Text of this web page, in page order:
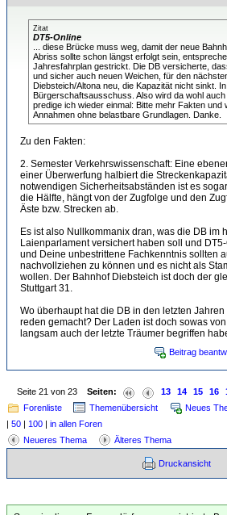
Zitat
DT5-Online
... diese Brücke muss weg, damit der neue
Abriss sollte schon längst erfolgt sein,
Jahresfahrplan gestrickt. Die DB versicherte,
und sicher auch neuen Weichen, für den
Diebsteich/Altona neu, die Kapazität nicht sinkt.
Bürgerschaftsausschuss. Also wird da wohl
predige ich wieder einmal: Bitte mehr Fakten und
Annahmen ohne belastbare Grundlagen. Danke.
Zu den Fakten:
2. Semester Verkehrswissenschaft: Eine
einer Überwerfung halbiert die
notwendigen Sicherheitsabständen ist es
die Hälfte, hängt von der Zugfolge und den
Äste bzw. Strecken ab.
Es ist also Nullkommanix dran, was die DB im
Laienparlament versichert haben soll und
und Deine unbestrittene Fachkenntnis sollten
nachvollziehen zu können und es nicht als
wollen. Der Bahnhof Diebsteich ist doch der
Stuttgart 31.
Wo überhaupt hat die DB in den letzten
reden gemacht? Der Laden ist doch sowas
langsam auch der letzte Träumer begriffen
Beitrag
Seite 21 von 23 Seiten: 13 14 15 16
Forenliste
Themenübersicht Neues
| 50 | 100 | in allen Foren
Neueres Thema
Älteres Thema
Druckansicht